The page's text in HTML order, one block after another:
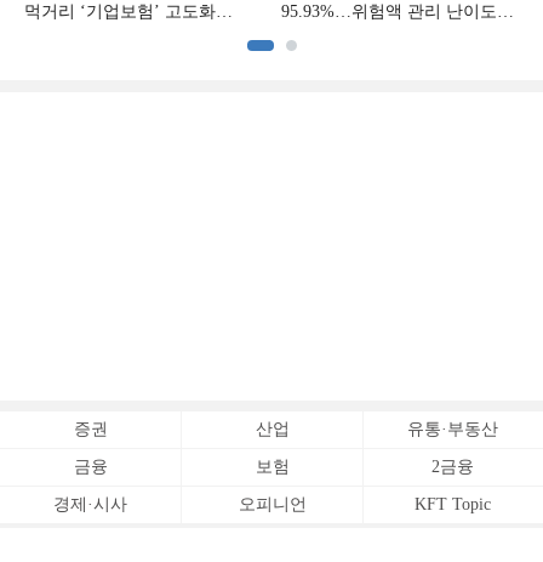
먹거리 ‘기업보험’ 고도화
95.93%…위험액 관리 난이도
증권 산업 유통·부동산
금융 보험 2금융
경제·시사 오피니언 KFT Topic